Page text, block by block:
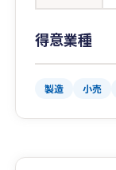
得意業種
製造 小売